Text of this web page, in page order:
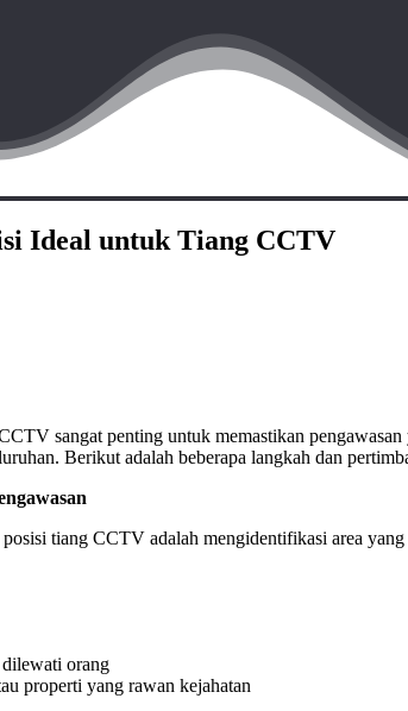
Ideal untuk Tiang CCTV
sangat penting untuk memastikan
Berikut adalah beberapa langkah dan
tiang CCTV adalah mengidentifikasi area
orang
properti yang rawan kejahatan